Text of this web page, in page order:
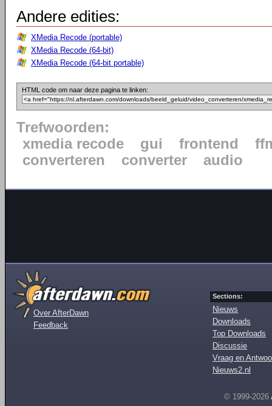
Andere edities:
XMedia Recode (portable)
XMedia Recode (64-bit)
XMedia Recode (64-bit portable)
HTML code om naar deze pagina te linken:
Trefwoorden:
xmedia recode
gui frontend
converteren
converter audio
Over AfterDawn
Feedback
Sections:
Nieuws
Downloads
Top Downloads
Discussie
Vraag en
Nieuws2.nl
© 1999-2026